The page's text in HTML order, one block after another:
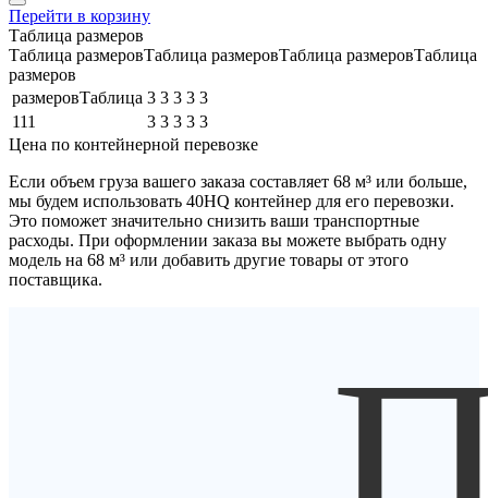
Перейти в корзину
Таблица размеров
Таблица размеровТаблица размеровТаблица размеровТаблица
размеров
размеровТаблица 3 3 3 3 3
111
3 3 3 3 3
Цена по контейнерной перевозке
Если объем груза вашего заказа составляет 68 м³ или больше,
мы будем использовать 40HQ контейнер для его перевозки.
Это поможет значительно снизить ваши транспортные
расходы. При оформлении заказа вы можете выбрать одну
модель на 68 м³ или добавить другие товары от этого
поставщика.